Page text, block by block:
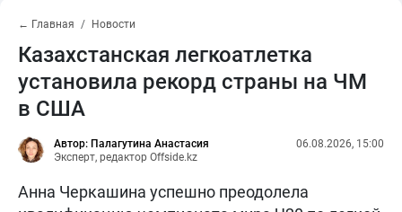
← Главная Новости
Казахстанская легкоатлетка
установила рекорд страны на ЧМ
в США
Автор: Палагутина Анастасия
Эксперт, редактор Offside.kz
06.08.2026, 15:00
Анна Черкашина успешно преодолела